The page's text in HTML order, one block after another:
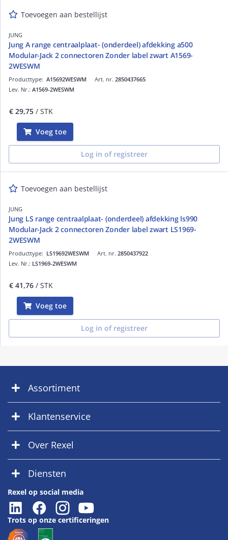
Toevoegen aan bestellijst
JUNG
Jung A range centraalplaat- (onderdeel) afdekking a500
Modular-Jack 2 connectoren Zonder label zwart A1569-
2WESWM
Art. nr. 2850437665
Producttype: A15692WESWM
Lev. Nr.: A1569-2WESWM
€ 29,75 / STK
Voeg toe
Log in of registreer
Toevoegen aan bestellijst
JUNG
Jung LS range centraalplaat- (onderdeel) afdekking ls990
Modular-Jack 2 connectoren Zonder label zwart LS1969-
2WESWM
Art. nr. 2850437922
Producttype: LS19692WESWM
Lev. Nr.: LS1969-2WESWM
€ 41,76 / STK
Voeg toe
Log in of registreer
Assortiment
Klantenservice
Over Rexel
Diensten
Rexel op social media
Trots op onze certificeringen